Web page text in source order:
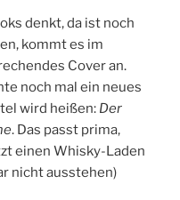
denkt, da ist noch
kommt es im
Cover an.
noch mal ein neues
wird heißen: Der
. Das passt prima,
einen Whisky-Laden
nicht ausstehen)